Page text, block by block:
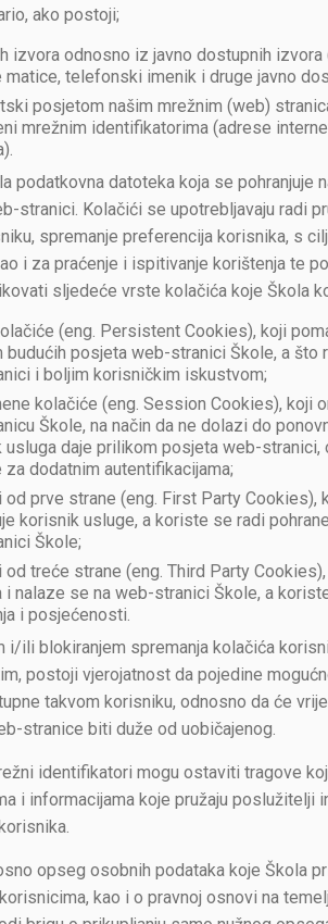
ako postoji;
izvora odnosno iz javno dostupnih
matice, telefonski imenik i druge javno
posjetom našim mrežnim (web)
mrežnim identifikatorima (adrese
podatkovna datoteka koja se pohranjuje
stranici. Kolačići se upotrebljavaju radi
spremanje preferencija korisnika, s
i za praćenje i ispitivanje korištenja te
sljedeće vrste kolačića koje Škola
(eng. Persistent Cookies), koji
budućih posjeta web-stranici Škole, a što
i boljim korisničkim iskustvom;
kolačiće (eng. Session Cookies), koji
Škole, na način da ne dolazi do
usluga daje prilikom posjeta web-stranici,
dodatnim autentifikacijama;
od prve strane (eng. First Party
korisnik usluge, a koriste se radi
Škole;
od treće strane (eng. Third Party
i nalaze se na web-stranici Škole, a
i posjećenosti.
i/ili blokiranjem spremanja kolačića
postoji vjerojatnost da pojedine
takvom korisniku, odnosno da će
stranice biti duže od uobičajenog.
identifikatori mogu ostaviti tragove
i informacijama koje pružaju poslužitelji
opseg osobnih podataka koje Škola
kao i o pravnoj osnovi na